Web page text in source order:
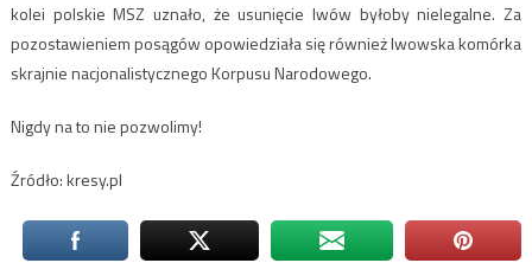
kolei polskie MSZ uznało, że usunięcie lwów byłoby nielegalne. Za
pozostawieniem posągów opowiedziała się również lwowska komórka
skrajnie nacjonalistycznego Korpusu Narodowego.
Nigdy na to nie pozwolimy!
Źródło: kresy.pl